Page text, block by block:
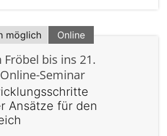
möglich Online
bis ins 21.
Seminar
Ansätze für den